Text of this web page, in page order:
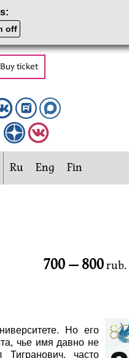
off
Buy ticket
Ru Eng Fin
700 — 800rub.
Но его
чье имя давно не
часто